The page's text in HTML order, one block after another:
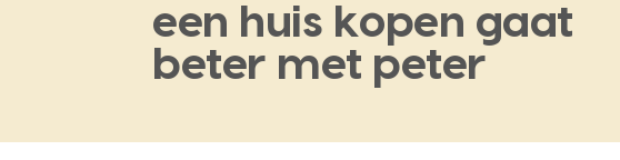
een huis kopen gaat
beter met peter